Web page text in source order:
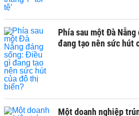
Phía sau một Đà
đang tạo nên sức hút
Một doanh nghiệp